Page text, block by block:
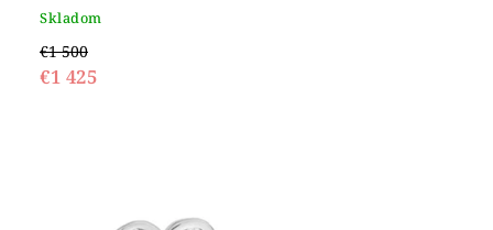
Skladom
€1 500
€1 425